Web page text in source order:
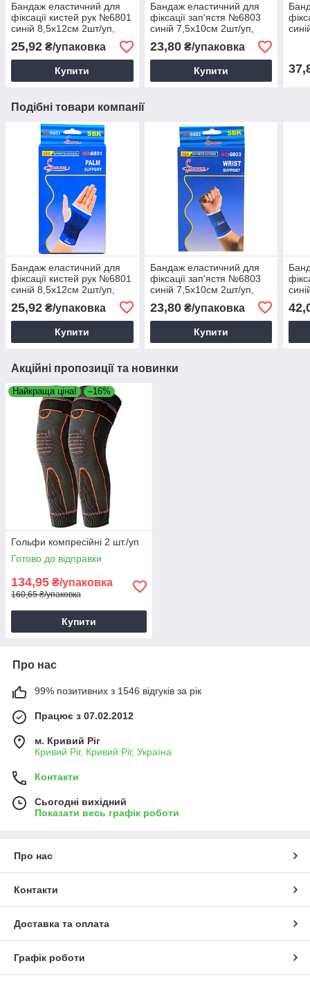
Бандаж еластичний для
фіксації кистей рук №6801
синій 8,5х12см 2шт/уп,
еластичний
25,92 ₴/упаковка
Купити
Бандаж еластичний для
фіксації зап'ястя №6803
синій 7,5х10см 2шт/уп,
Бандаж на кисть, Бандаж
для фіксації
23,80₴/упаковка
Купити
Подібні товари компанії
Бандаж еластичний для
фіксації кистей рук №6801
синій 8,5х12см 2шт/уп,
еластичний
25,92 ₴/упаковка
Купити
Бандаж еластичний для
фіксації зап'ястя №6803
синій 7,5х10см 2шт/уп,
Бандаж на кисть, Бандаж
для фіксації
23,80₴/упаковка
Купити
Акційні пропозиції та новинки
Найкраща ціна! –16%
Гольфи компресійні 2 шт./уп
Готово до відправки
134,95 ₴/упаковка
160,65 ₴/упаковка
Купити
Про нас
99% позитивних з 1546 відгуків за рік
Працює з 07.02.2012
м. Кривий Ріг
Кривий Ріг, Кривий Ріг, Україна
Контакти
Сьогодні вихідний
Показати весь графік роботи
Про нас
Контакти
Доставка та оплата
Графік роботи